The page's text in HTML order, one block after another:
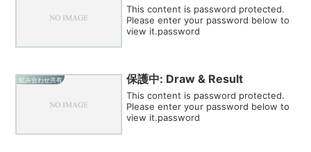
This content is password protected.
Please enter your password below to
view it.password
組み合わせ共有 保護中: Draw & Result
This content is password protected.
Please enter your password below to
view it.password